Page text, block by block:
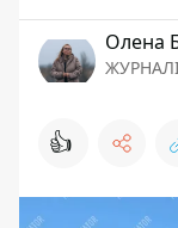
Олена
👍